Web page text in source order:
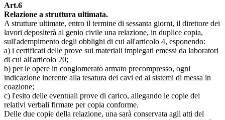
Art.6
Relazione a struttura ultimata.
A strutture ultimate, entro il termine di sessanta giorni, il direttore dei
lavori depositerà al genio civile una relazione, in duplice copia,
sull'adempimento degli obblighi di cui all'articolo 4, esponendo:
a) i certificati delle prove sui materiali impiegati emessi da laboratori
di cui all'articolo 20;
b) per le opere in conglomerato armato precompresso, ogni
indicazione inerente alla tesatura dei cavi ed ai sistemi di messa in
coazione;
c) l'esito delle eventuali prove di carico, allegando le copie dei
relativi verbali firmate per copia conforme.
Delle due copie della relazione, una sarà conservata agli atti del